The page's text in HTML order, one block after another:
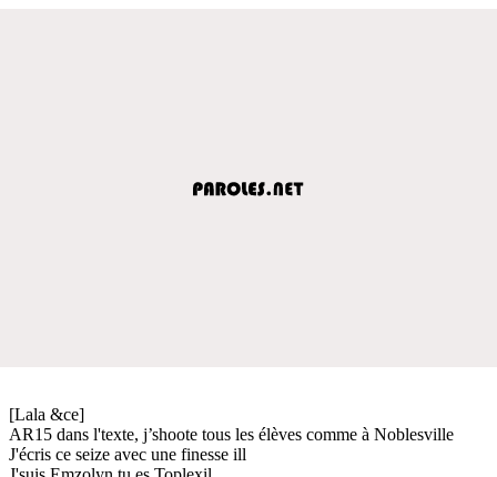
[Lala &ce]
AR15 dans l'texte, j’shoote tous les élèves comme à Noblesville
J'écris ce seize avec une finesse ill